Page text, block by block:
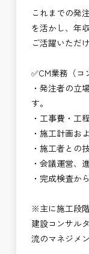
りがい
・建設コン
のマネジメン
術者として
・公共イン
形成が可能
→ 建設コン
められる仕事
■勤務地につ
ださい。
国土交通省、
■発注者支援
い。＞
・＜急募＞
・＜急募＞
・NEXCO
・NEXCO（
・NEXCO（
・電気工事
・設計コン
修正など）
・河川巡視
これまでの発
を活かし、年
ご活躍いただ
✅CM業務（コ
・発注者の立
す。
・工事費・工
・施工計画お
・施工者との
・会議運営、
・完成検査か
※主に施工段
建設コンサル
流のマネジメ